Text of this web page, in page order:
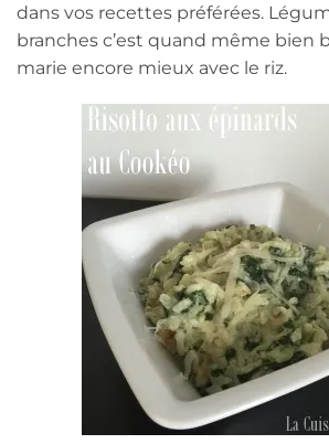
dans vos recettes préférées.
branches c’est quand même bien
marie encore mieux avec le riz.